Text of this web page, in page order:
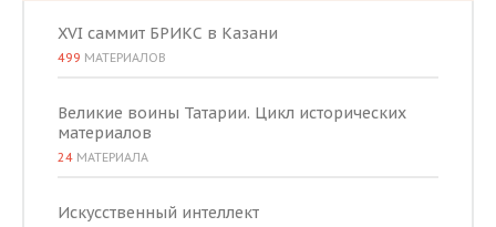
XVI саммит БРИКС в Казани
499 МАТЕРИАЛОВ
Великие воины Татарии. Цикл исторических
материалов
24 МАТЕРИАЛА
Искусственный интеллект